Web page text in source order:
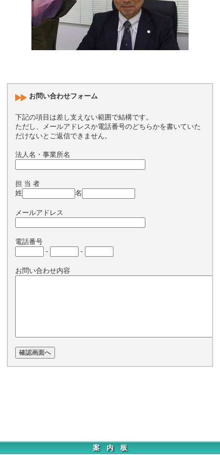
お問い合わせフォーム
下記の項目は差し支えない範囲で結構です。
ただし、メールアドレスか電話番号のどちらかを書いていた
だけないとご返信できません。
法人名・事業所名
担 当 者
姓
名
メールアドレス
電話番号
-
-
お問い合わせ内容
案 内 板